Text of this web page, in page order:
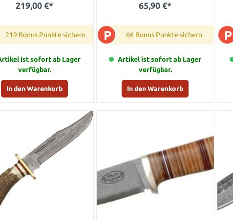
219,00 €*
219 Bonus Punkte sichern
ist sofort ab Lager
verfügbar.
In den Warenkorb
65,90 €*
P 66 Bonus Punkte sichern
Artikel ist sofort ab Lager
verfügbar.
In den Warenkorb
P